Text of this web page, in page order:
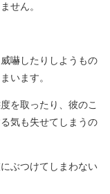
せん。
嚇したりしようもの
います。
を取ったり、彼のこ
気も失せてしまうの
ぶつけてしまわない